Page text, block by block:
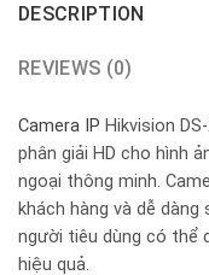
DESCRIPTION
REVIEWS (0)
Camera IP Hikvision
phân giải HD cho hình
ngoại thông minh.
khách hàng và dễ
người tiêu dùng có thể
hiệu quả.